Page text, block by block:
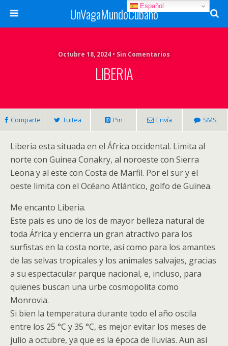
UnVagaMundoCubano
Octubre 18, 2024 • Sin Comentarios
LIBERIA
Comparte Tuitea Pin Envía SMS
Liberia esta situada en el África occidental. Limita al
norte con Guinea Conakry, al noroeste con Sierra
Leona y al este con Costa de Marfil. Por el sur y el
oeste limita con el Océano Atlántico, golfo de Guinea.
Me encanto Liberia.
Este país es uno de los de mayor belleza natural de
toda África y encierra un gran atractivo para los
surfistas en la costa norte, así como para los amantes
de las selvas tropicales y los animales salvajes, gracias
a su espectacular parque nacional, e, incluso, para
quienes buscan una urbe cosmopolita como
Monrovia.
Si bien la temperatura durante todo el año oscila
entre los 25 °C y 35 °C, es mejor evitar los meses de
julio a octubre, ya que es la época de lluvias. Aun así
Español